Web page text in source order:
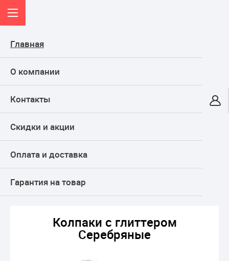
Главная
О компании
Контакты
Скидки и акции
Оплата и доставка
Гарантия на товар
Онлайн-гипермаркет
КАТАЛОГ
Все для карнавала
Карнавальные аксессуары, колпаки и гудки
Колпаки с глиттером Серебряные
Колпаки с глиттером
Серебряные